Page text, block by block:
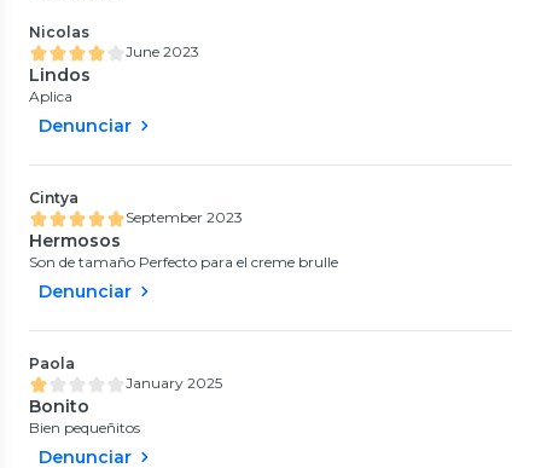
Nicolas
June 2023
Lindos
Aplica
Denunciar
Cintya
September 2023
Hermosos
Son de tamaño Perfecto para el creme brulle
Denunciar
Paola
January 2025
Bonito
Bien pequeñitos
Denunciar